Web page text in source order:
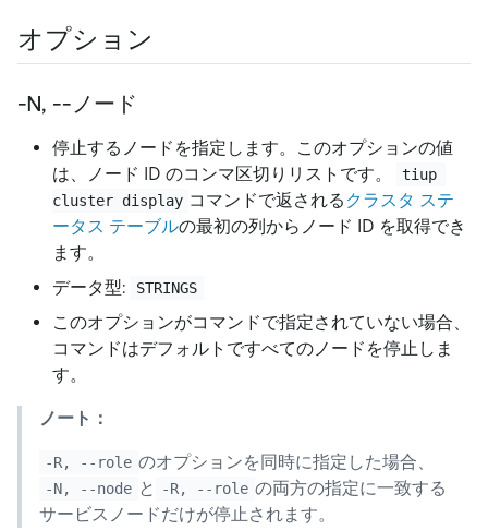
オプション
-N, --ノード
停止するノードを指定します。このオプションの値
は、ノード ID のコンマ区切りリストです。
tiup
cluster display コマンドで返される クラスタ ステ
ータス テーブルの最初の列からノード ID を取得でき
ます。
データ型:
STRINGS
このオプションがコマンドで指定されていない場合、
コマンドはデフォルトですべてのノードを停止しま
す。
ノート：
-R, --role のオプションを同時に指定した場合、
-N, --node と -R, --role の両方の指定に一致する
サービスノードだけが停止されます。